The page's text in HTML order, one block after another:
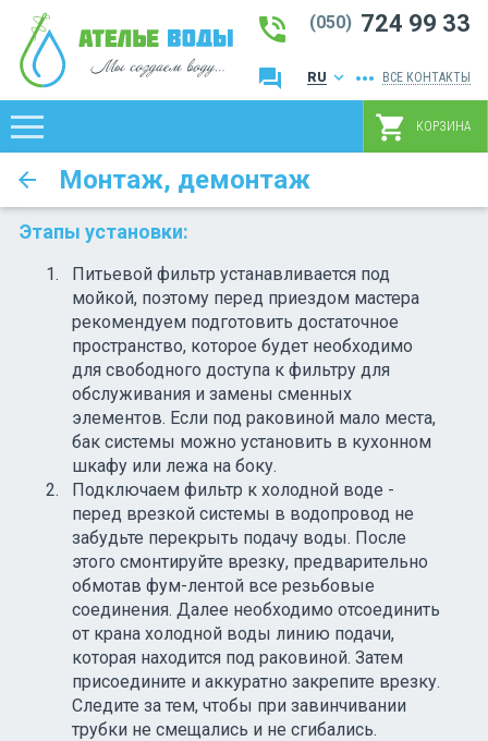
RU keyboard_arrow_down
UK
phone_in_talk (050) 724 99 33
question_answer more_horiz ВСЕ КОНТАКТЫ
shopping_cart КОРЗИНА
Монтаж, демонтаж
arrow_back
Этапы установки:
Питьевой фильтр устанавливается под
мойкой, поэтому перед приездом мастера
рекомендуем подготовить достаточное
пространство, которое будет необходимо
для свободного доступа к фильтру для
обслуживания и замены сменных
элементов. Если под раковиной мало места,
бак системы можно установить в кухонном
шкафу или лежа на боку.
Подключаем фильтр к холодной воде -
перед врезкой системы в водопровод не
забудьте перекрыть подачу воды. После
этого смонтируйте врезку, предварительно
обмотав фум-лентой все резьбовые
соединения. Далее необходимо отсоединить
от крана холодной воды линию подачи,
которая находится под раковиной. Затем
присоедините и аккуратно закрепите врезку.
Следите за тем, чтобы при завинчивании
трубки не смещались и не сгибались.